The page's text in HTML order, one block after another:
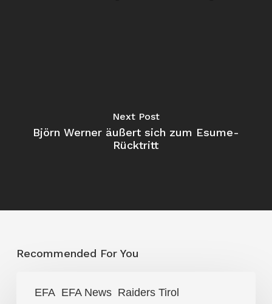
Next Post
Björn Werner äußert sich zum Esume-
Rücktritt
Recommended For You
EFA EFA News Raiders Tirol
Allen